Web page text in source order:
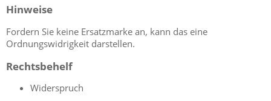
Hinweise
Fordern Sie keine Ersatzmarke an, kann das eine
Ordnungswidrigkeit darstellen.
Rechtsbehelf
Widerspruch